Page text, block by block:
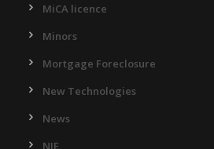
MiCA licence
Minors
Mortgage Foreclosure
New Technologies
News
NIE